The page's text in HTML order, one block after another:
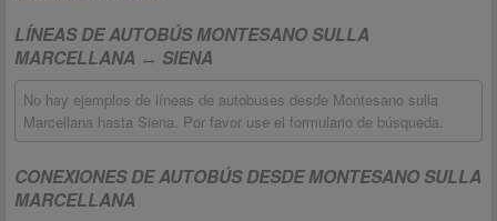
LÍNEAS DE AUTOBÚS MONTESANO SULLA
MARCELLANA ↔ SIENA
No hay ejemplos de líneas de autobuses desde Montesano sulla
Marcellana hasta Siena. Por favor use el formulario de búsqueda.
CONEXIONES DE AUTOBÚS DESDE MONTESANO SULLA
MARCELLANA